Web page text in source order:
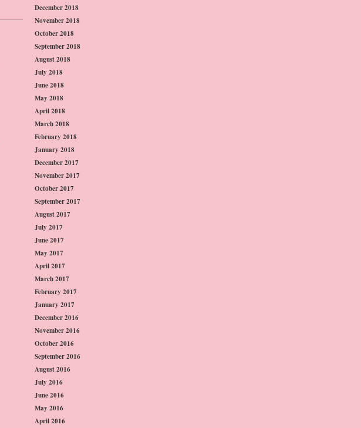
December 2018
November 2018
October 2018
September 2018
August 2018
July 2018
June 2018
May 2018
April 2018
March 2018
February 2018
January 2018
December 2017
November 2017
October 2017
September 2017
August 2017
July 2017
June 2017
May 2017
April 2017
March 2017
February 2017
January 2017
December 2016
November 2016
October 2016
September 2016
August 2016
July 2016
June 2016
May 2016
April 2016